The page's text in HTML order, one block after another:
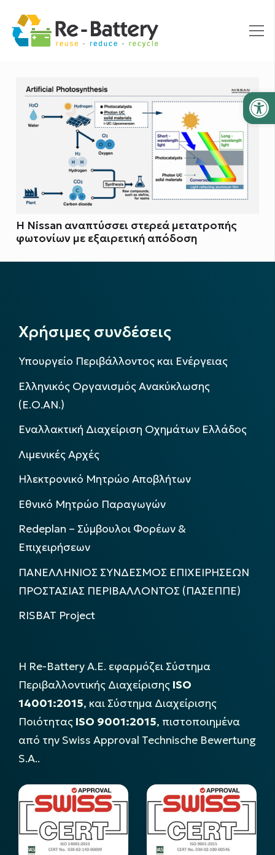
Η Nissan αναπτύσσει στερεά μετατροπής
φωτονίων με εξαιρετική απόδοση
Χρήσιμες συνδέσεις
Υπουργείο Περιβάλλοντος και Ενέργειας
Ελληνικός Οργανισμός Ανακύκλωσης
(Ε.Ο.ΑΝ.)
Εναλλακτική Διαχείριση Οχημάτων Ελλάδος
Λιμενικές Αρχές
Ηλεκτρονικό Μητρώο Αποβλήτων
Εθνικό Μητρώο Παραγωγών
Redeplan – Σύμβουλοι Φορέων &
Επιχειρήσεων
ΠΑΝΕΛΛΗΝΙΟΣ ΣΥΝΔΕΣΜΟΣ ΕΠΙΧΕΙΡΗΣΕΩΝ
ΠΡΟΣΤΑΣΙΑΣ ΠΕΡΙΒΑΛΛΟΝΤΟΣ (ΠΑΣΕΠΠΕ)
RISBAT Project
Η Re-Battery Α.Ε. εφαρμόζει Σύστημα
Περιβαλλοντικής Διαχείρισης ISO
14001:2015, και Σύστημα Διαχείρισης
Ποιότητας ISO 9001:2015, πιστοποιημένα
από την Swiss Approval Technische Bewertung
S.A..